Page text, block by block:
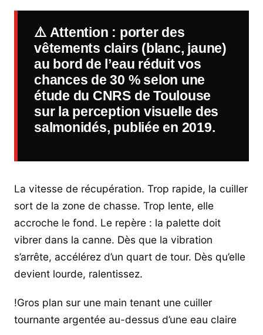
⚠️Attention : porter des
vêtements clairs (blanc, jaune)
au bord de l’eau réduit vos
chances de 30 % selon une
étude du CNRS de Toulouse
sur la perception visuelle des
salmonidés, publiée en 2019.
La vitesse de récupération. Trop rapide, la cuiller
sort de la zone de chasse. Trop lente, elle
accroche le fond. Le repère : la palette doit
vibrer dans la canne. Dès que la vibration
s’arrête, accélérez d’un quart de tour. Dès qu’elle
devient lourde, ralentissez.
!Gros plan sur une main tenant une cuiller
tournante argentée au-dessus d’une eau claire